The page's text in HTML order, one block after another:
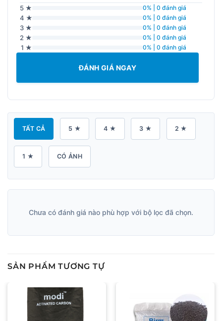
5 ★ 0% | 0 đánh giá
4 ★ 0% | 0 đánh giá
3 ★ 0% | 0 đánh giá
2 ★ 0% | 0 đánh giá
1 ★ 0% | 0 đánh giá
ĐÁNH GIÁ NGAY
TẤT CẢ 5 ★ 4 ★ 3 ★ 2 ★
1 ★ CÓ ẢNH
Chưa có đánh giá nào phù hợp với bộ lọc đã chọn.
SẢN PHẨM TƯƠNG TỰ